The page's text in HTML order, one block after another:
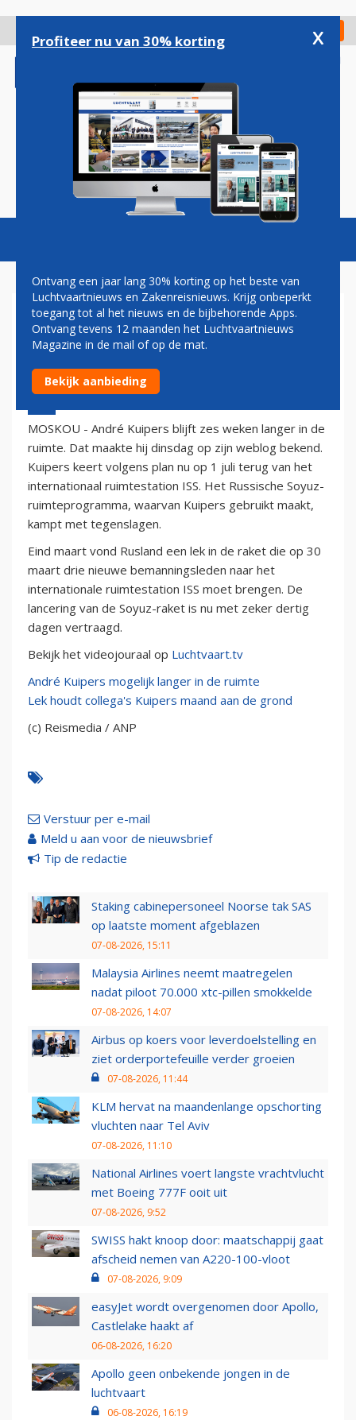
gaan
Check in
Magazine Podcasts Vacatures
ANDRE KUIPERS ZES WEKEN
LANGER IN DE RUIMTE
14 februari 2012 - 13:50
MOSKOU - André Kuipers blijft zes weken langer in de
ruimte. Dat maakte hij dinsdag op zijn weblog bekend.
Kuipers keert volgens plan nu op 1 juli terug van het
internationaal ruimtestation ISS. Het Russische Soyuz-
ruimteprogramma, waarvan Kuipers gebruikt maakt,
kampt met tegenslagen.
Eind maart vond Rusland een lek in de raket die op 30
maart drie nieuwe bemanningsleden naar het
internationale ruimtestation ISS moet brengen. De
lancering van de Soyuz-raket is nu met zeker dertig
dagen vertraagd.
Bekijk het videojouraal op Luchtvaart.tv
André Kuipers mogelijk langer in de ruimte
Lek houdt collega's Kuipers maand aan de grond
(c) Reismedia / ANP
Verstuur per e-mail
Meld u aan voor de nieuwsbrief
Tip de redactie
Staking cabinepersoneel Noorse tak SAS
op laatste moment afgeblazen
07-08-2026, 15:11
Malaysia Airlines neemt maatregelen
nadat piloot 70.000 xtc-pillen smokkelde
07-08-2026, 14:07
Airbus op koers voor leverdoelstelling en
ziet orderportefeuille verder groeien
07-08-2026, 11:44
KLM hervat na maandenlange opschorting
vluchten naar Tel Aviv
07-08-2026, 11:10
National Airlines voert langste vrachtvlucht
met Boeing 777F ooit uit
07-08-2026, 9:52
SWISS hakt knoop door: maatschappij gaat
afscheid nemen van A220-100-vloot
07-08-2026, 9:09
easyJet wordt overgenomen door Apollo,
Castlelake haakt af
06-08-2026, 16:20
Apollo geen onbekende jongen in de
luchtvaart
06-08-2026, 16:19
Profiteer nu van 30% korting x
Ontvang een jaar lang 30% korting op het beste van
Luchtvaartnieuws en Zakenreisnieuws. Krijg onbeperkt
toegang tot al het nieuws en de bijbehorende Apps.
Ontvang tevens 12 maanden het Luchtvaartnieuws
Magazine in de mail of op de mat.
Bekijk aanbieding